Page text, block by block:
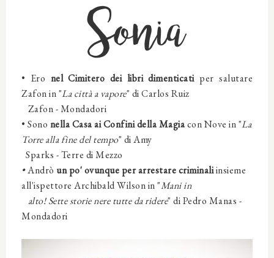
Sonia
• Ero nelCimitero dei libri dimenticati per salutare
Zafonin"La città a vapore" di Carlos Ruiz
Zafon- Mondadori
• Sono nella Casa ai Confini della MagiaconNove in"La
Torre alla fine del tempo" di Amy
Sparks - Terre di Mezzo
•Andrò un po' ovunque per arrestare criminaliinsieme
all'ispettore Archibald Wilsonin"Mani in
alto! Sette storie nere tutte da ridere" di Pedro Manas -
Mondadori